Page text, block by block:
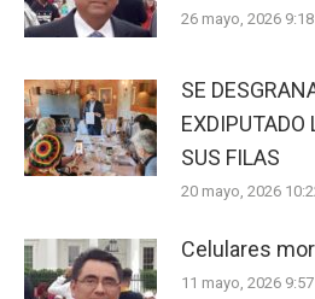
26 mayo, 2026 9:18
SE
EXDIPUTADO
SUS FILAS
20 mayo, 2026
Celulares
11 mayo, 2026 9:57